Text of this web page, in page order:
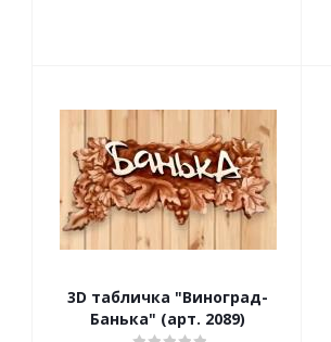
3D табличка "Виноград-
Банька" (арт. 2089)